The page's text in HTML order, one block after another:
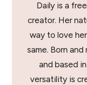
Daily is a
creator. Her
way to love
same. Born
and based
versatility is